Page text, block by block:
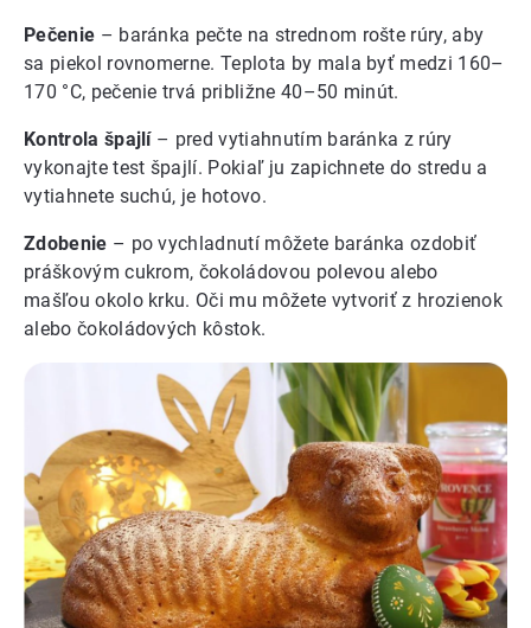
Pečenie – baránka pečte na strednom rošte rúry, aby
sa piekol rovnomerne. Teplota by mala byť medzi 160–
170 °C, pečenie trvá približne 40–50 minút.
Kontrola špajlí– pred vytiahnutím baránka z rúry
vykonajte test špajlí. Pokiaľ ju zapichnete do stredu a
vytiahnete suchú, je hotovo.
Zdobenie – po vychladnutí môžete baránka ozdobiť
práškovým cukrom, čokoládovou polevou alebo
mašľou okolo krku. Oči mu môžete vytvoriť z hrozienok
alebo čokoládových kôstok.